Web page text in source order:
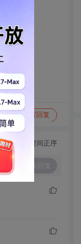
写回复
切换为时间正序